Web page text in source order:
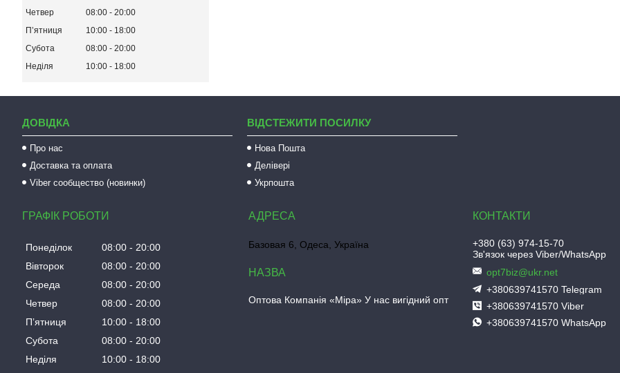
Четвер
08:00
20:00
Пʼятниця
10:00
18:00
Субота
08:00
20:00
Неділя
10:00 18:00
ДОВІДКА
Про нас
Доставка та оплата
Viber сообщество (новинки)
ВІДСТЕЖИТИ ПОСИЛКУ
Нова Пошта
Делівері
Укрпошта
ГРАФІК РОБОТИ
Понеділок 08:00
20:00
Вівторок
08:00
20:00
Середа
08:00
20:00
Четвер
08:00
20:00
Пʼятниця
10:00
18:00
Субота
08:00
20:00
Неділя
10:00 18:00
Базовая 6, Одеса, Україна
Оптова Компанія «Міра» У нас вигідний опт
+380 (63) 974-15-70
Зв'язок через Viber/WhatsApp
opt7biz@ukr.net
+380639741570 Telegram
+380639741570 Viber
+380639741570 WhatsApp